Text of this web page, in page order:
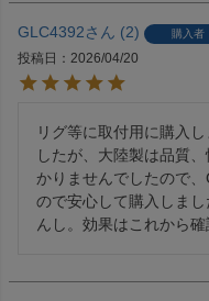
GLC4392 2 購入者
投稿日
2026/04/20
リグ等に取付用に購入
したが、大陸製は品質
かりませんでしたので
ので安心して購入しま